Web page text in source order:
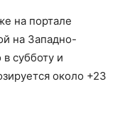
на портале
на Западно-
субботу и
около +23